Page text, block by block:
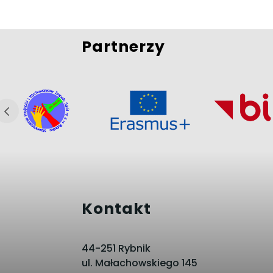
Partnerzy
Kontakt
44-251 Rybnik
ul. Małachowskiego 145